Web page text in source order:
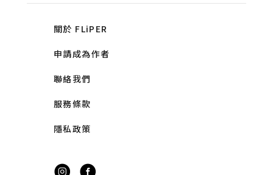
關於 FLiPER
申請成為作者
聯絡我們
服務條款
隱私政策